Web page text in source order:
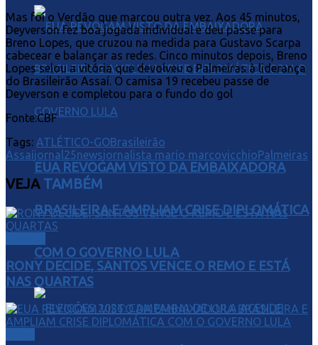
EUA REVOGAM VISTO DA EMBAIXADORA
BRASILEIRA E AMPLIAM CRISE DIPLOMÁTICA
COM O GOVERNO LULA
Mas foi o Verdão que marcou outra vez. Aos 45 minutos,
Deyverson fez boa jogada individual e deu passe para
Breno Lopes, que cruzou na medida para Gustavo Scarpa
cabecear e balançar as redes. Cinco minutos depois, Breno
Lopes selou a vitória que devolveu o Palmeiras à liderança
do Brasileirão Assaí. O camisa 19 recebeu passe de
Deyverson e completou para o fundo do gol
Fonte:CBF
Tags: ATLÉTICO-GOBrasileirão
Assaíjornal25newsjornalista mario marcovicchioPalmeiras
VEJATAMBÉM
RONY DECIDE, SANTOS VENCE O REMO E ESTÁ
NAS QUARTAS